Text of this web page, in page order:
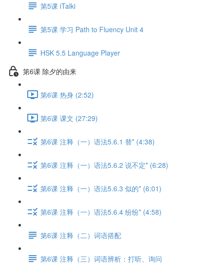
第5课 iTalki
第5课 学习 Path to Fluency Unit 4
HSK 5.5 Language Player
第6课 除夕的由来
第6课 热身 (2:52)
第6课 课文 (27:29)
第6课 注释（一）语法5.6.1 替* (4:38)
第6课 注释（一）语法5.6.2 说不定* (6:28)
第6课 注释（一）语法5.6.3 似的* (6:01)
第6课 注释（一）语法5.6.4 纷纷* (4:58)
第6课 注释（二）词语搭配
第6课 注释（三）词语辨析：打听、询问